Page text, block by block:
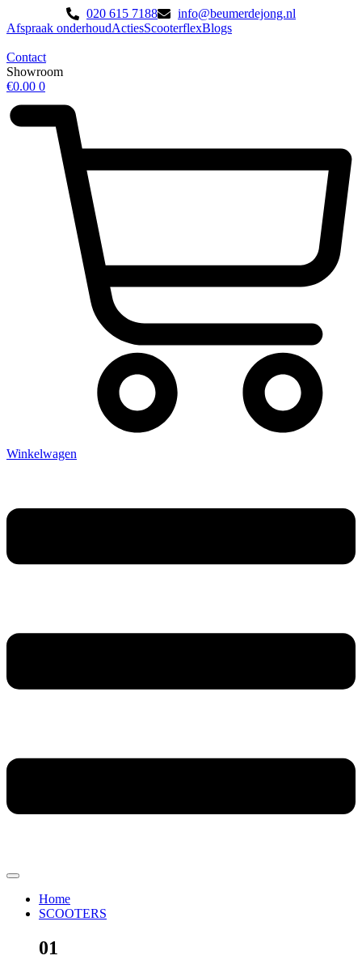
naar
inhoud
020 615 7188
info@beumerdejong.nl
Afspraak onderhoudActiesScooterflexBlogs
Contact
Showroom
€0.00 0
Winkelwagen
Home
SCOOTERS
01